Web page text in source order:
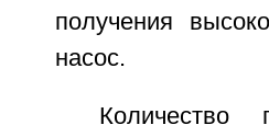
получения
насос.
Количество